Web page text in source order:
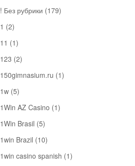
! Без рубрики (179)
1 (2)
11 (1)
123 (2)
150gimnasium.ru (1)
1w(5)
1Win AZ Casino (1)
1Win Brasil (5)
1win Brazil (10)
1win casino spanish (1)